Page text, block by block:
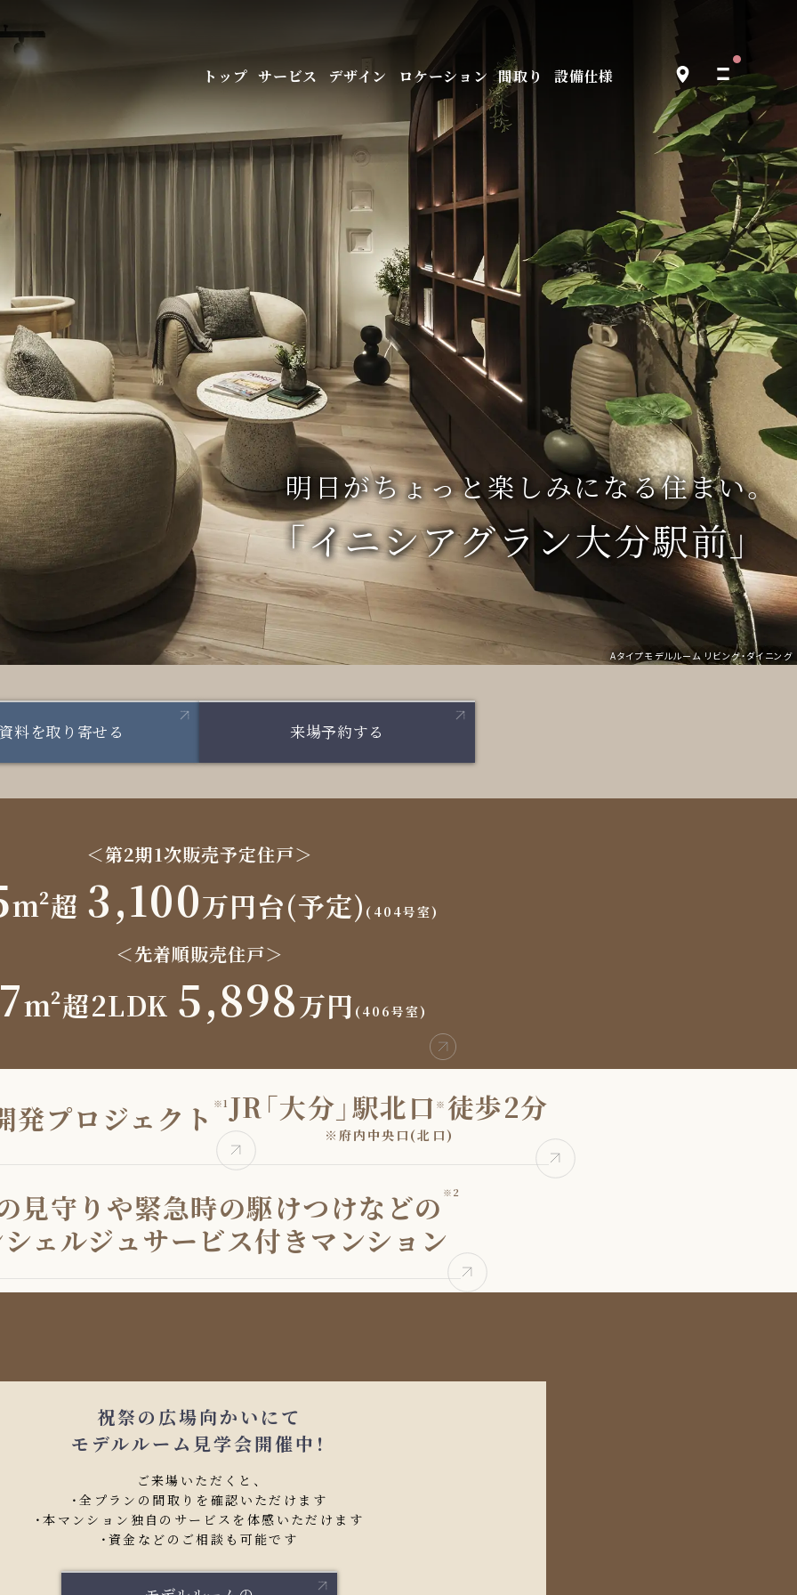
トップ サービス デザイン ロケーション 間取り 設備仕様
明日がちょっと楽しみになる住まい。
「イニシアグラン大分駅前」
Aタイプモデルルーム リビング・ダイニング
料を取り寄せる 来場予約する
＜第2期1次販売予定住戸＞
m²超 3,100万円台(予定) (404号室)
＜先着順販売住戸＞
m²超2LDK 5,898万円 (406号室)
発プロジェクト ※1 JR「大分」駅北口 ※ 徒歩2分
※府内中央口(北口)
見守りや緊急時の駆けつけなどの ※2
ェルジュサービス付きマンション
祝祭の広場向かいにて
モデルルーム見学会開催中！
ご来場いただくと、
・全プランの間取りを確認いただけます
・本マンション独自のサービスを体感いただけます
・資金などのご相談も可能です